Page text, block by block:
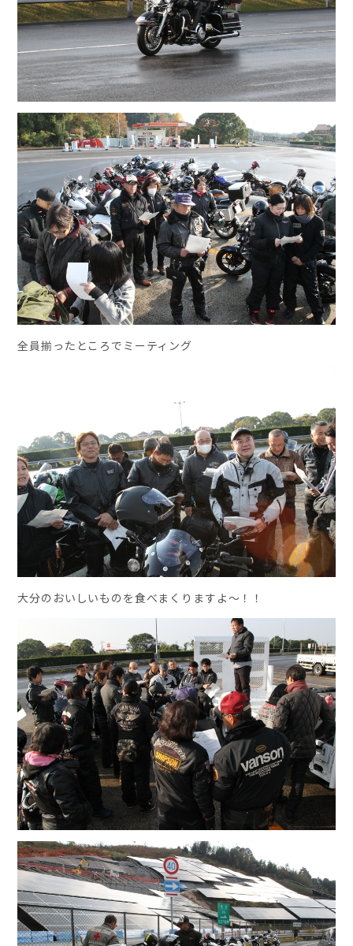
全員揃ったところでミーティング
大分のおいしいものを食べまくりますよ～！！